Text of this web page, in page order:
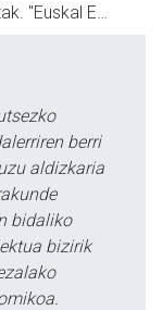
"Euskal E…
berri
aldizkaria
bidaliko
bizirik